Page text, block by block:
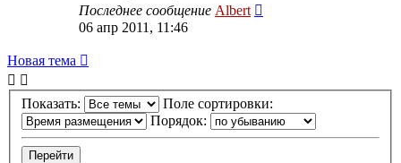
Последнее сообщение Albert
06 апр 2011, 11:46
Новая тема
Показать:
Поле сортировки:
Порядок: